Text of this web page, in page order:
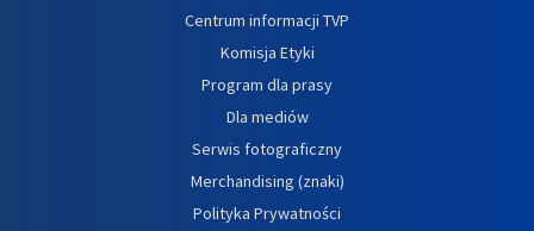
Centrum informacji TVP
Komisja Etyki
Program dla prasy
Dla mediów
Serwis fotograficzny
Merchandising (znaki)
Polityka Prywatności